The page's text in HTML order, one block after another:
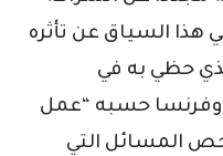
هذا السياق عن تأثره
حظي به في
وفرنسا حسبه “عمل
المسائل التي